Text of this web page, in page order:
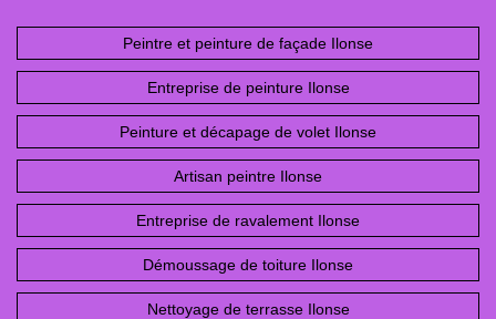
Peintre et peinture de façade Ilonse
Entreprise de peinture Ilonse
Peinture et décapage de volet Ilonse
Artisan peintre Ilonse
Entreprise de ravalement Ilonse
Démoussage de toiture Ilonse
Nettoyage de terrasse Ilonse